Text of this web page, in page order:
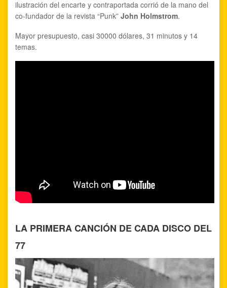
ilustración del encarte y contraportada corrió de la mano del
co-fundador de la revista “Punk” John Holmstrom.
Mayor presupuesto, casi 30000 dólares, 31 minutos y 14
temas.
LA PRIMERA CANCIÓN DE CADA DISCO DEL
77